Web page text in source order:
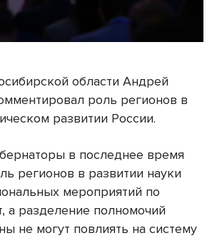
области Андрей
роль регионов в
развитии России.
в последнее время
регионов в развитии науки
мероприятий по
а разделение полномочий
не могут повлиять на систему